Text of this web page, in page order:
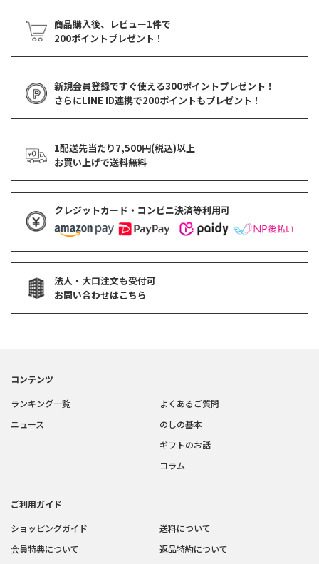
商品購入後、レビュー1件で
200ポイントプレゼント！
新規会員登録ですぐ使える300ポイントプレゼント！
さらにLINE ID連携で200ポイントもプレゼント！
1配送先当たり7,500円(税込)以上
お買い上げで送料無料
クレジットカード・コンビニ決済等利用可
法人・大口注文も受付可
お問い合わせはこちら
コンテンツ
ランキング一覧
ニュース
よくあるご質問
のしの基本
ギフトのお話
コラム
ご利用ガイド
ショッピングガイド
会員特典について
送料について
返品特約について